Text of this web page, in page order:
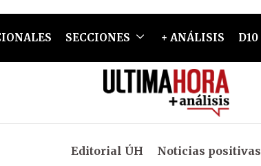
SECCIONES + ANÁLISIS D10
Editorial ÚH Noticias positivas